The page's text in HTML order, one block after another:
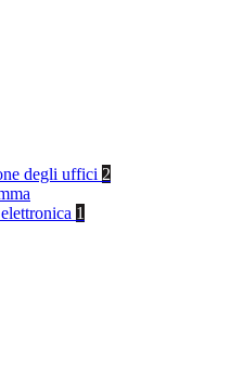
degli uffici 2
1